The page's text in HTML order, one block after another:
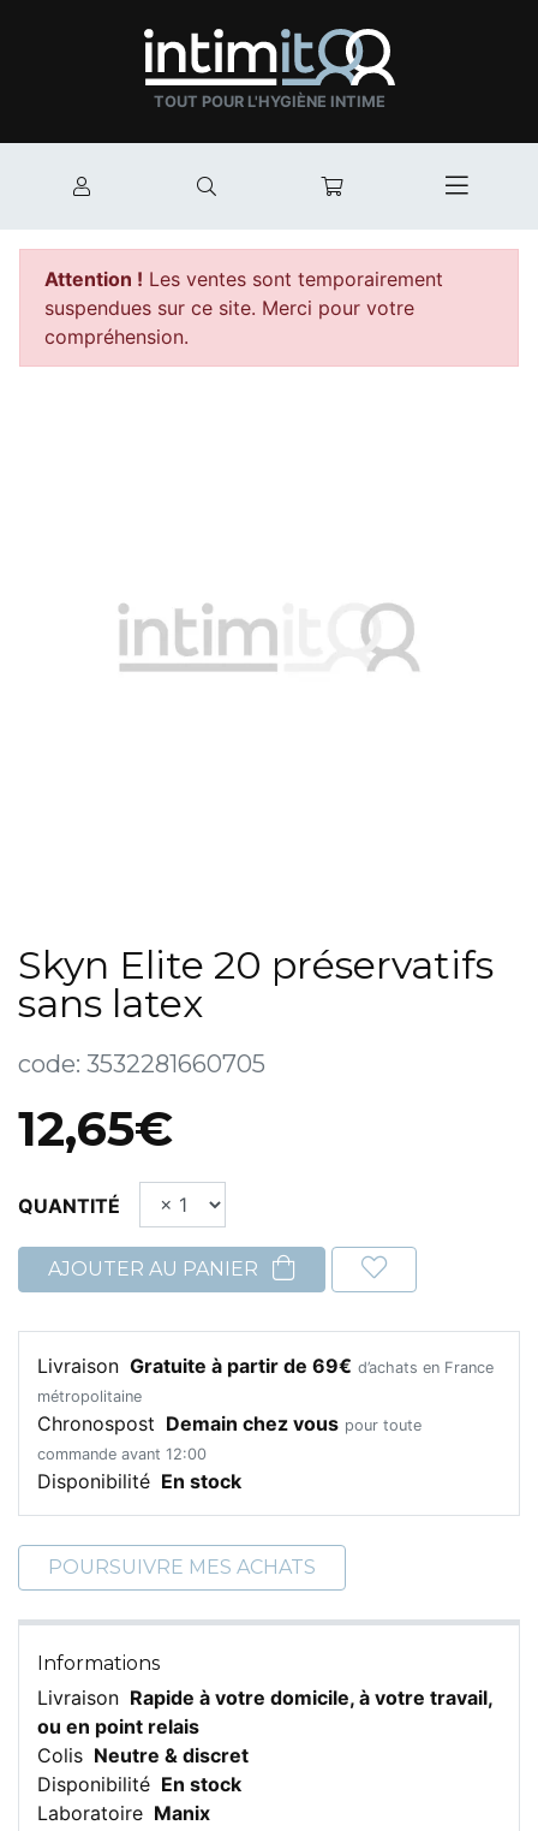
TOUT POUR L'HYGIÈNE INTIME
Mon compte Mon panier
Attention ! Les ventes sont temporairement
suspendues sur ce site. Merci pour votre
compréhension.
Skyn Elite 20 préservatifs
sans latex
code: 3532281660705
12,65€
QUANTITÉ
AJOUTER AU PANIER
Livraison Gratuite à partir de 69€ d’achats en France
métropolitaine
Chronospost Demain chez vous pour toute
commande avant 12:00
Disponibilité En stock
POURSUIVRE MES ACHATS
Informations
Livraison Rapide à votre domicile, à votre travail,
ou en point relais
Colis Neutre & discret
Disponibilité En stock
Laboratoire Manix